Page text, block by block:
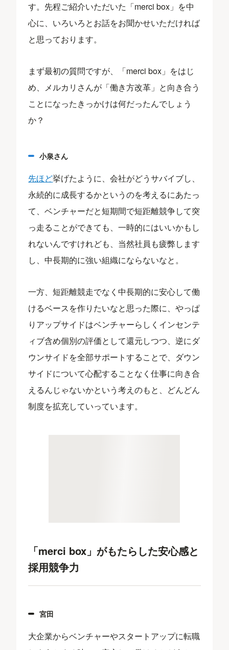
す。先程ご紹介いただいた「merci box」を中
心に、いろいろとお話をお聞かせいただければ
と思っております。
まず最初の質問ですが、「merci box」をはじ
め、メルカリさんが「働き方改革」と向き合う
ことになったきっかけは何だったんでしょう
か？
小泉さん
先ほど挙げたように、会社がどうサバイブし、
永続的に成長するかというのを考えるにあたっ
て、ベンチャーだと短期間で短距離競争して突
っ走ることができても、一時的にはいいかもし
れないんですけれども、当然社員も疲弊します
し、中長期的に強い組織にならないなと。
一方、短距離競走でなく中長期的に安心して働
けるベースを作りたいなと思った際に、やっぱ
りアップサイドはベンチャーらしくインセンテ
ィブ含め個別の評価として還元しつつ、逆にダ
ウンサイドを全部サポートすることで、ダウン
サイドについて心配することなく仕事に向き合
えるんじゃないかという考えのもと、どんどん
制度を拡充していっています。
「merci box」がもたらした安心感と
採用競争力
宮田
大企業からベンチャーやスタートアップに転職